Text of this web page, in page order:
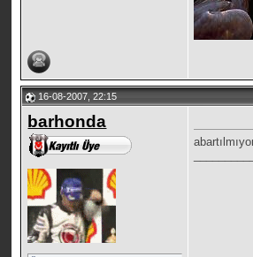
16-08-2007, 22:15
barhonda